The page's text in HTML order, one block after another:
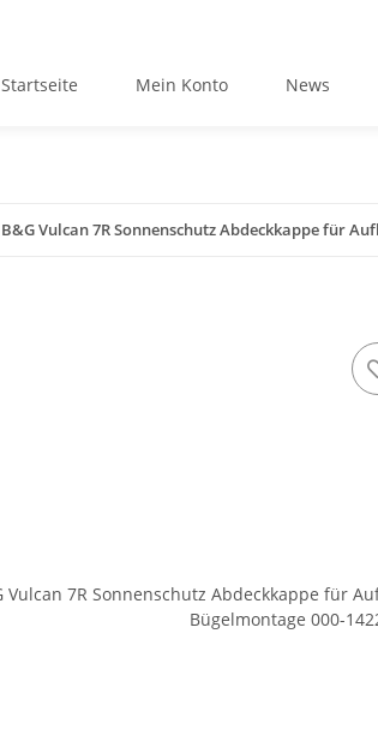
Startseite Mein Konto News
B&G Vulcan 7R Sonnenschutz Abdeckkappe für